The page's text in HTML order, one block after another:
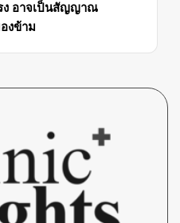
ง อาจเป็นสัญญาณ
งข้าม